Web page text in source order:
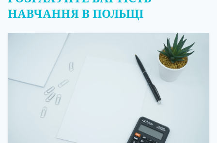
НАВЧАННЯ В ПОЛЬЩІ